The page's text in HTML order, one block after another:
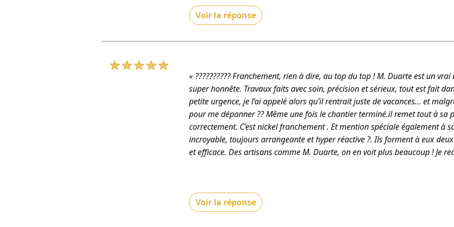
Voir la réponse
répondre rapidement à votre demande et d’avoir été à la hauteur de vos
De TRD BÂTIMENT GÉNÉRAL TCE - Le 14/11/2025
« ?????????? Franchement, rien à dire, au top du top ! M. Duarte est un
super honnête. Travaux faits avec soin, précision et sérieux, tout est fait
petite urgence, je l’ai appelé alors qu’il rentrait juste de vacances… et
pour me dépanner ?? Même une fois le chantier terminé.il remet tout à sa
correctement. C’est nickel franchement . Et mention spéciale également à
incroyable, toujours arrangeante et hyper réactive ?. Ils forment à eux
et efficace. Des artisans comme M. Duarte, on en voit plus beaucoup ! Je
Voir la réponse